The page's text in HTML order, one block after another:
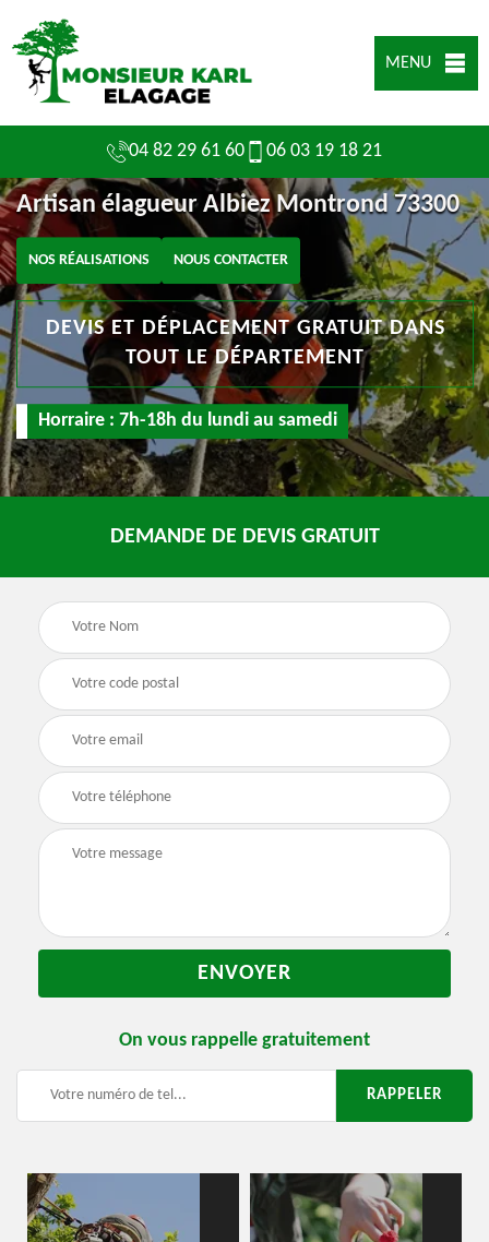
MENU
04 82 29 61 60 06 03 19 18 21
Artisan élagueur Albiez Montrond 73300
NOS RÉALISATIONS NOUS CONTACTER
DEVIS ET DÉPLACEMENT GRATUIT DANS
TOUT LE DÉPARTEMENT
Horraire : 7h-18h du lundi au samedi
DEMANDE DE DEVIS GRATUIT
On vous rappelle gratuitement